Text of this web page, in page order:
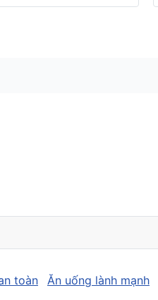
toàn Ăn uống lành mạnh